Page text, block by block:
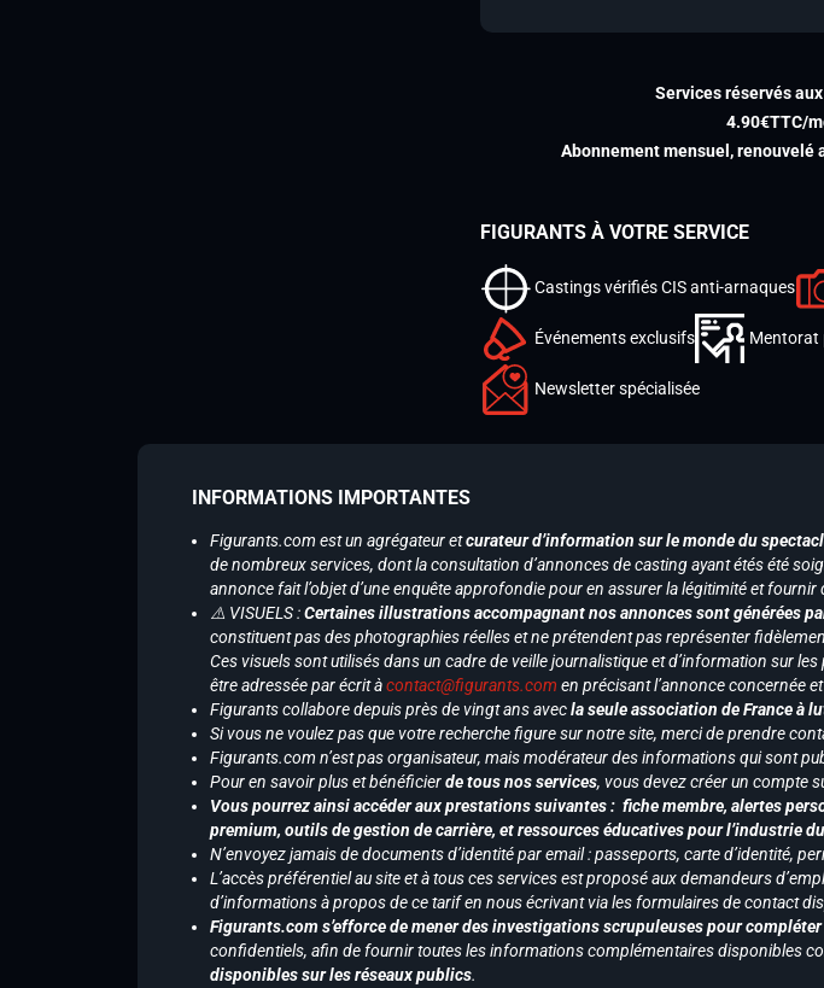
Services réservés
4.90€TTC/
Abonnement mensuel,
FIGURANTS À VOTRE SERVICE
Castings vérifiés CIS anti-arnaques
Événements exclusifs Mentorat
Newsletter spécialisée
INFORMATIONS IMPORTANTES
Figurants.com est un agrégateur etcurateur d’information sur le monde du
de nombreux services, dont la consultation d’annonces de casting ayant étés été
annonce fait l’objet d’une enquête approfondie pour en assurer la légitimité et
⚠️ VISUELS :Certaines illustrations accompagnant nos annonces sont générées
constituent pas des photographies réelles et ne prétendent pas représenter
Ces visuels sont utilisés dans un cadre de veille journalistique et d’information sur
être adressée par écrit àcontact@figurants.com en précisant l’annonce concernée
Figurants collabore depuis près de vingt ans avecla seule association de France à
Si vous ne voulez pas que votre recherche figure sur notre site, merci de prendre
Figurants.com n’est pas organisateur, mais modérateur des informations qui sont
Pour en savoir plus et bénéficierde tous nos services, vous devez créer un compte
Vous pourrez ainsi accéder aux prestations suivantes : fiche membre, alertes
premium, outils de gestion de carrière, et ressources éducatives pour l’industrie
N’envoyez jamais de documents d’identité par email : passeports, carte d’identité,
L’accès préférentiel au site et à tous ces services est proposé aux demandeurs
d’informations à propos de ce tarif en nous écrivant via les formulaires de contact
Figurants.com s’efforce de mener des investigations scrupuleuses pour
confidentiels, afin de fournir toutes les informations complémentaires disponibles
disponibles sur les réseaux publics.